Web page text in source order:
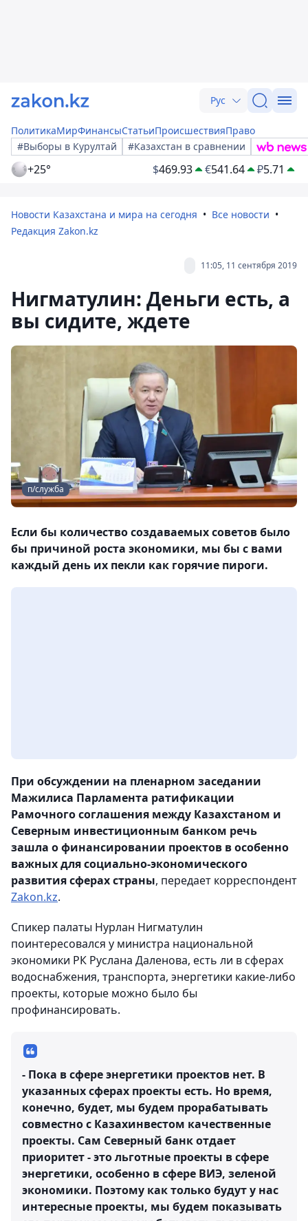
Рус
ПолитикаМирФинансыСтатьиПроисшествияПраво
#Выборы в Курултай
#Казахстан в сравнении
+25° $469.93 €541.64 ₽5.71
Новости Казахстана и мира на сегодня
Все новости
Редакция Zakon.kz
11:05, 11 сентября 2019
Нигматулин: Деньги есть, а
вы сидите, ждете
п/служба
Если бы количество создаваемых советов было
бы причиной роста экономики, мы бы с вами
каждый день их пекли как горячие пироги.
При обсуждении на пленарном заседании
Мажилиса Парламента ратификации
Рамочного соглашения между Казахстаном и
Северным инвестиционным банком речь
зашла о финансировании проектов в особенно
важных для социально-экономического
развития сферах страны, передает корреспондент
Zakon.kz.
Спикер палаты Нурлан Нигматулин
поинтересовался у министра национальной
экономики РК Руслана Даленова, есть ли в сферах
водоснабжения, транспорта, энергетики какие-либо
проекты, которые можно было бы
профинансировать.
- Пока в сфере энергетики проектов нет. В
указанных сферах проекты есть. Но время,
конечно, будет, мы будем прорабатывать
совместно с Казахинвестом качественные
проекты. Сам Северный банк отдает
приоритет - это льготные проекты в сфере
энергетики, особенно в сфере ВИЭ, зеленой
экономики. Поэтому как только будут у нас
интересные проекты, мы будем показывать